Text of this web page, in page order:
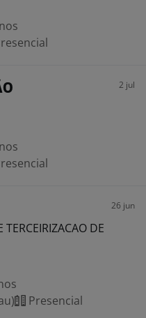
2 jul
26 jun
TERCEIRIZACAO DE
Presencial